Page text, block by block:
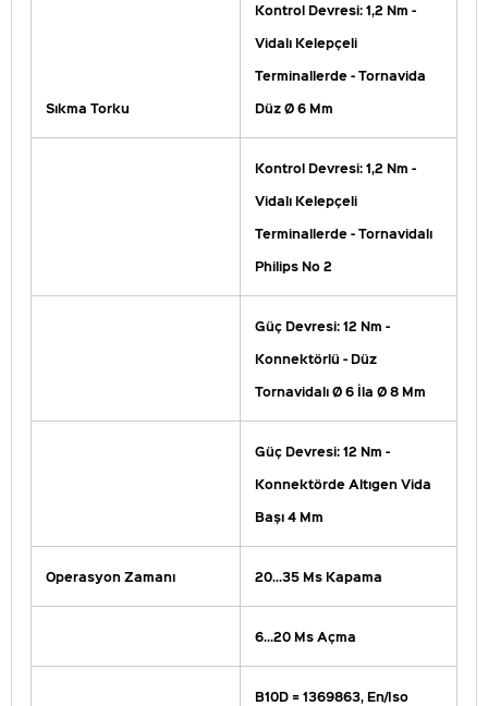
Sıkma Torku
Kontrol Devresi: 1,2 Nm -
Vidalı Kelepçeli
Terminallerde - Tornavida
Düz Ø 6 Mm
Kontrol Devresi: 1,2 Nm -
Vidalı Kelepçeli
Terminallerde - Tornavidalı
Philips No 2
Güç Devresi: 12 Nm -
Konnektörlü - Düz
Tornavidalı Ø 6 İla Ø 8 Mm
Güç Devresi: 12 Nm -
Konnektörde Altıgen Vida
Başı 4 Mm
Operasyon Zamanı 20...35 Ms Kapama
6...20 Ms Açma
B10D = 1369863, En/Iso